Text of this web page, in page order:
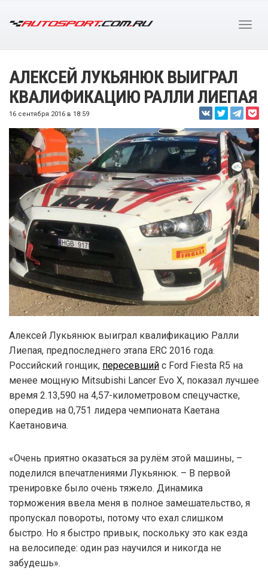
АЛЕКСЕЙ ЛУКЬЯНЮК ВЫИГРАЛ
КВАЛИФИКАЦИЮ РАЛЛИ ЛИЕПАЯ
16 сентября 2016 в 18:59
Алексей Лукьянюк выиграл квалификацию Ралли
Лиепая, предпоследнего этапа ERC 2016 года.
Российский гонщик, пересевший с Ford Fiesta R5 на
менее мощную Mitsubishi Lancer Evo X, показал лучшее
время 2.13,590 на 4,57-километровом спецучастке,
опередив на 0,751 лидера чемпионата Каетана
Каетановича.
«Очень приятно оказаться за рулём этой машины, –
поделился впечатлениями Лукьянюк. – В первой
тренировке было очень тяжело. Динамика
торможения ввела меня в полное замешательство, я
пропускал повороты, потому что ехал слишком
быстро. Но я быстро привык, поскольку это как езда
на велосипеде: один раз научился и никогда не
забудешь».